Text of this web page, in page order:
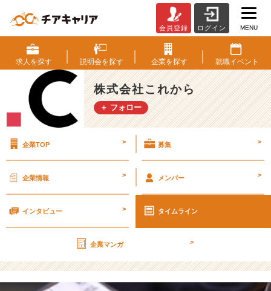
卒
の
私
が
入
社
で
２
と
【株
式
会
会員登録 ログイン MENU
求人を探す 説明会を探す 企業を探す 就職イベント
株式会社これから
＋ フォロー
企業TOP > 募集 >
企業情報 > メンバー >
インタビュー > タイムライン
企業マンガ >